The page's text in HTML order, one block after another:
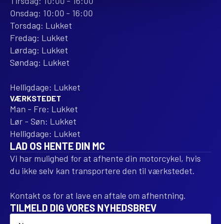
Onsdag: 10:00 - 16:00
Torsdag: Lukket
Fredag: Lukket
Lørdag: Lukket
Søndag: Lukket
Helligdage: Lukket
VÆRKSTEDET
Man - Fre: Lukket
Lør - Søn: Lukket
Helligdage: Lukket
LAD OS HENTE DIN MC
Vi har mulighed for at afhente din motorcykel, hvis
du ikke selv kan transportere den til værkstedet.
Kontakt os for at lave en aftale om afhentning.
TILMELD DIG VORES NYHEDSBREV
Name